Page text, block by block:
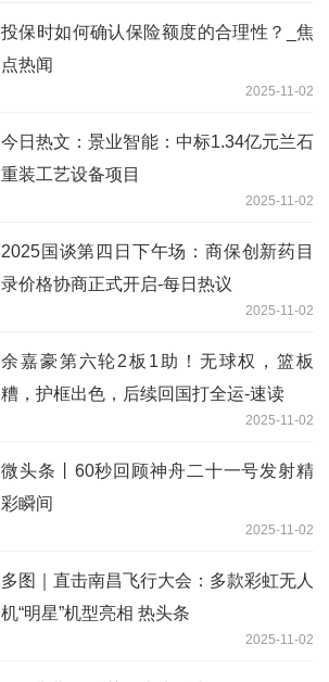
投保时如何确认保险额度的合理性？_焦
点热闻
2025-11-02
今日热文：景业智能：中标1.34亿元兰石
重装工艺设备项目
2025-11-02
2025国谈第四日下午场：商保创新药目
录价格协商正式开启-每日热议
2025-11-02
余嘉豪第六轮2板1助！无球权，篮板
糟，护框出色，后续回国打全运-速读
2025-11-02
微头条丨60秒回顾神舟二十一号发射精
彩瞬间
2025-11-02
多图｜直击南昌飞行大会：多款彩虹无人
机“明星”机型亮相 热头条
2025-11-02